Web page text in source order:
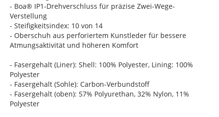
- Boa® IP1-Drehverschluss für präzise Zwei-Wege-
Verstellung
- Steifigkeitsindex: 10 von 14
- Oberschuh aus perforiertem Kunstleder für bessere
Atmungsaktivität und höheren Komfort
- Fasergehalt (Liner): Shell: 100% Polyester, Lining: 100%
Polyester
- Fasergehalt (Sohle): Carbon-Verbundstoff
- Fasergehalt (oben): 57% Polyurethan, 32% Nylon, 11%
Polyester